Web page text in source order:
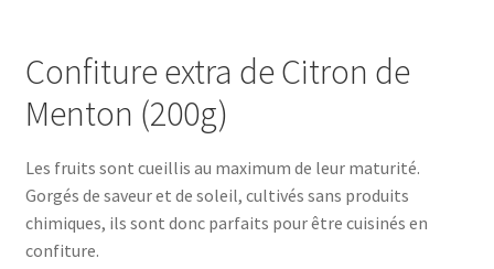
Confiture extra de Citron de
Menton (200g)
Les fruits sont cueillis au maximum de leur maturité.
Gorgés de saveur et de soleil, cultivés sans produits
chimiques, ils sont donc parfaits pour être cuisinés en
confiture.